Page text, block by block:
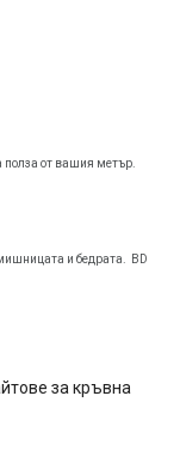
от вашия метър.
и бедрата. BD
за кръвна